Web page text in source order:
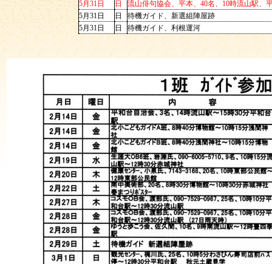
5月31日
日
流山俳句協会、平本、40名、10時
5月31日
日
待機ガイド、新選組陣屋跡
5月31日
日 待機ガイド、利根運河